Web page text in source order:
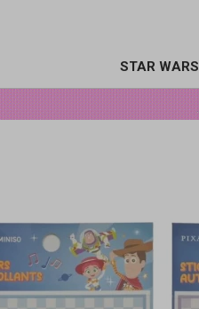
STAR WARS